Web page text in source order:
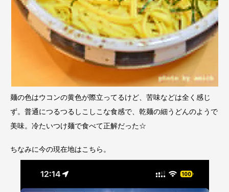
麺の色はウコンの黄色が際立ってるけど、苦味などは全く感じ
ず。普通につるつるしこしこな食感で、乾麺の細うどんのようで
美味。冷たいつけ麺で食べて正解だった☆
ちなみに今の現在地はこちら。